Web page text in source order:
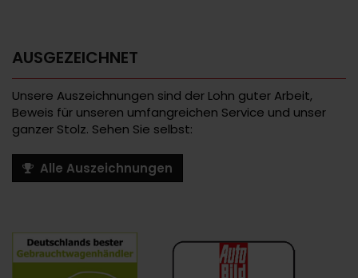
AUSGEZEICHNET
Unsere Auszeichnungen sind der Lohn guter Arbeit,
Beweis für unseren umfangreichen Service und unser
ganzer Stolz. Sehen Sie selbst:
Alle Auszeichnungen